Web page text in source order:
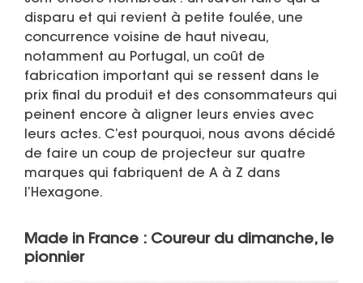
disparu et qui revient à petite foulée, une
concurrence voisine de haut niveau,
notamment au Portugal, un coût de
fabrication important qui se ressent dans le
prix final du produit et des consommateurs qui
peinent encore à aligner leurs envies avec
leurs actes. C’est pourquoi, nous avons décidé
de faire un coup de projecteur sur quatre
marques qui fabriquent de A à Z dans
l’Hexagone.
Made in France : Coureur du dimanche, le
pionnier